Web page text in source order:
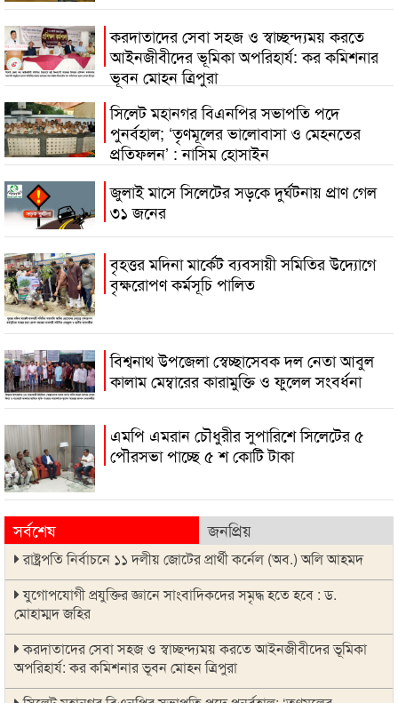
করদাতাদের সেবা সহজ ও স্বাচ্ছন্দ্যময় করতে
আইনজীবীদের ভূমিকা অপরিহার্য: কর কমিশনার
ভূবন মোহন ত্রিপুরা
সিলেট মহানগর বিএনপির সভাপতি পদে
পুনর্বহাল; ‘তৃণমূলের ভালোবাসা ও মেহনতের
প্রতিফলন’ : নাসিম হোসাইন
জুলাই মাসে সিলেটের সড়কে দুর্ঘটনায় প্রাণ গেল
৩১ জনের
বৃহত্তর মদিনা মার্কেট ব্যবসায়ী সমিতির উদ্যোগে
বৃক্ষরোপণ কর্মসূচি পালিত
বিশ্বনাথ উপজেলা স্বেচ্ছাসেবক দল নেতা আবুল
কালাম মেম্বারের কারামুক্তি ও ফুলেল সংবর্ধনা
এমপি এমরান চৌধুরীর সুপারিশে সিলেটের ৫
পৌরসভা পাচ্ছে ৫ শ কোটি টাকা
সর্বশেষ জনপ্রিয়
রাষ্ট্রপতি নির্বাচনে ১১ দলীয় জোটের প্রার্থী কর্নেল (অব.) অলি আহমদ
যুগোপযোগী প্রযুক্তির জ্ঞানে সাংবাদিকদের সমৃদ্ধ হতে হবে : ড.
মোহাম্মদ জহির
করদাতাদের সেবা সহজ ও স্বাচ্ছন্দ্যময় করতে আইনজীবীদের ভূমিকা
অপরিহার্য: কর কমিশনার ভূবন মোহন ত্রিপুরা